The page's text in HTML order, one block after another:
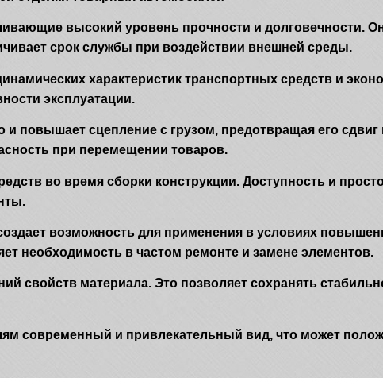
высокий уровень прочности и долговечности.
срок службы при воздействии внешней среды.
характеристик транспортных средств и
эксплуатации.
и повышает сцепление с грузом, предотвращая его
при перемещении товаров.
во время сборки конструкции. Доступность и
возможность для применения в условиях
необходимость в частом ремонте и замене элементов.
свойств материала. Это позволяет сохранять
современный и привлекательный вид, что может